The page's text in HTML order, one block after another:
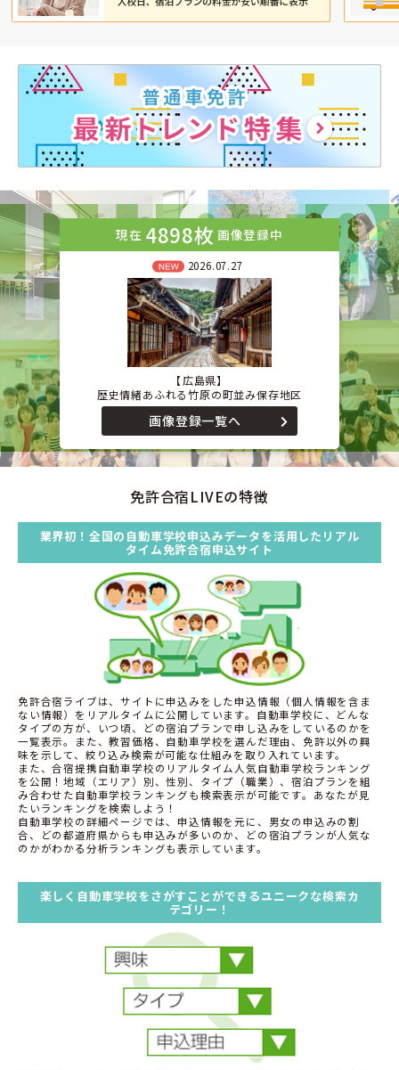
現在 4898枚 画像登録中
2026.07.27
広島県
歴史情緒あふれる竹原の町並み保存地区
画像登録一覧へ
免許合宿LIVEの特徴
業界初！全国の自動車学校申込みデータを活用したリアル
タイム免許合宿申込サイト
免許合宿ライブは、サイトに申込みをした申込情報（個人情報を含ま
ない情報）をリアルタイムに公開しています。自動車学校に、どんな
タイプの方が、いつ頃、どの宿泊プランで申し込みをしているのかを
一覧表示。また、教習価格、自動車学校を選んだ理由、免許以外の興
味を示して、絞り込み検索が可能な仕組みを取り入れています。
また、合宿提携自動車学校のリアルタイム人気自動車学校ランキング
を公開！地域（エリア）別、性別、タイプ（職業）、宿泊プランを組
み合わせた自動車学校ランキングも検索表示が可能です。あなたが見
たいランキングを検索しよう！
自動車学校の詳細ページでは、申込情報を元に、男女の申込みの割
合、どの都道府県からも申込みが多いのか、どの宿泊プランが人気な
のかがわかる分析ランキングも表示しています。
楽しく自動車学校をさがすことができるユニークな検索カ
テゴリー！